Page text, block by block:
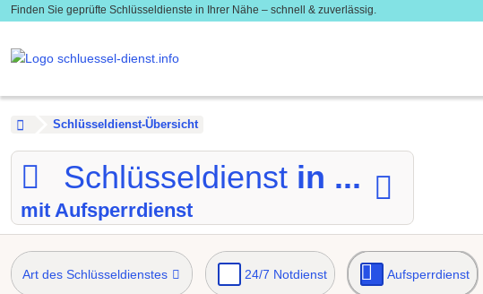
Finden Sie geprüfte Schlüsseldienste in Ihrer Nähe – schnell & zuverlässig.
Schlüsseldienst-Übersicht
Schlüsseldienst in ...
mit Aufsperrdienst
Art des Schlüsseldienstes 24/7 Notdienst Aufsperrdienst